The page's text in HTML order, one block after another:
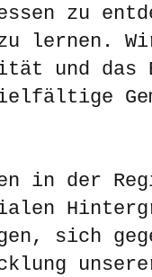
zu
lernen.
und das
in der
sich